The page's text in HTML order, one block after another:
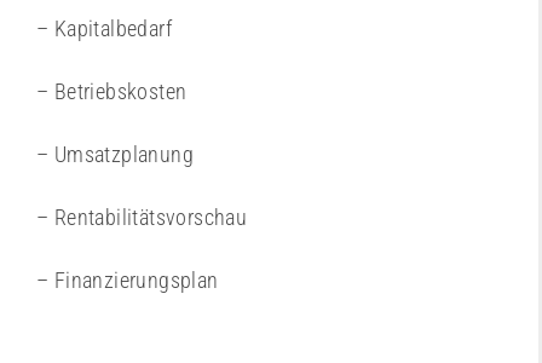
– Kapitalbedarf
– Betriebskosten
– Umsatzplanung
– Rentabilitätsvorschau
– Finanzierungsplan